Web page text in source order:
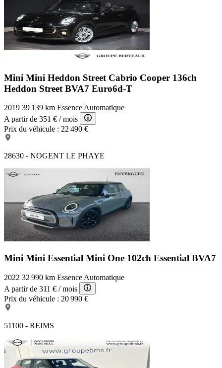
Mini Mini Heddon Street Cabrio Cooper 136ch
Heddon Street BVA7 Euro6d-T
2019 39 139 km Essence Automatique
A partir de 351 € / mois
Prix du véhicule : 22 490 €
28630 - NOGENT LE PHAYE
Mini Mini Essential Mini One 102ch Essential BVA7
2022 32 990 km Essence Automatique
A partir de 311 € / mois
Prix du véhicule : 20 990 €
51100 - REIMS